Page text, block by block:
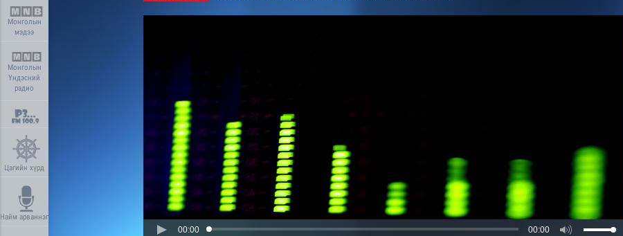
Монголын
мэдээ
Монголын
Үндэсний
радио
Цагийн хүрд
Найм арваннэг
00:00 00:00